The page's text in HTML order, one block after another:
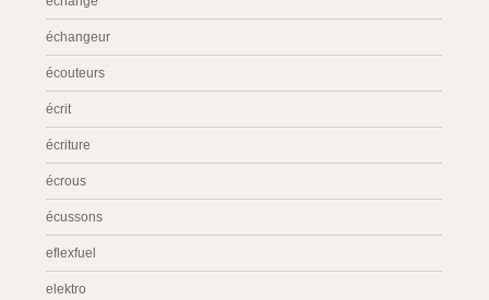
échangeur
écouteurs
écrit
écriture
écrous
écussons
eflexfuel
elektro